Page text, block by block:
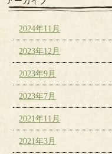
2024年11月
2023年12月
2023年9月
2023年7月
2021年11月
2021年3月